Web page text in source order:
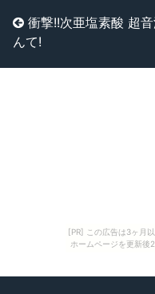
[PR] この広告は3ヶ月
ホームページを更新後
衝撃!!次亜塩素酸 超
んて!